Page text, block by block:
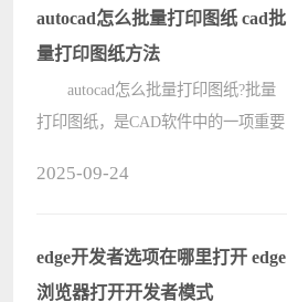
指南提供了简洁明确的步骤，让您轻
松掌????
autocad怎么批量打印图纸 cad批
量打印图纸方法
autocad怎么批量打印图纸?批量
打印图纸，是CAD软件中的一项重要
打印设置呢?cad批量打印图纸的方法
电脑????
2025-09-24
edge开发者选项在哪里打开 edge
浏览器打开开发者模式